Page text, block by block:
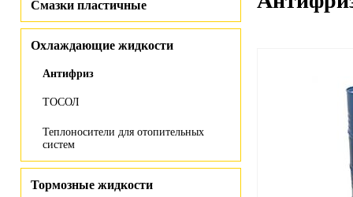
Смазки пластичные
Охлаждающие жидкости
Антифриз
ТОСОЛ
Теплоносители для отопительных
систем
Тормозные жидкости